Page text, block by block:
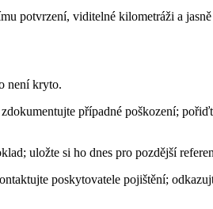
potvrzení, viditelné kilometráži a jasně
není kryto.
případné poškození;
uložte si ho dnes pro pozdější
poskytovatele pojištění;